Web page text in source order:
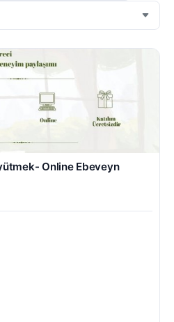
Online Ebeveyn